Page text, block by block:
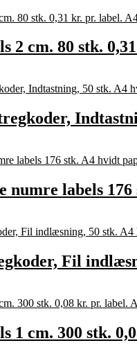
2 cm. 80 stk.
numre labels
Fil
1 cm. 300 stk.